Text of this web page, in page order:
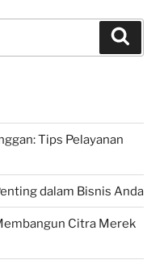
Tips Pelayanan
dalam Bisnis Anda
Citra Merek